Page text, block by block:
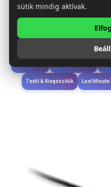
Textil & Kiegészítők Last
sütik mindig aktívak.